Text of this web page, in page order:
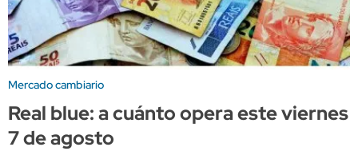
Mercado cambiario
Real blue: a cuánto opera este viernes
7 de agosto